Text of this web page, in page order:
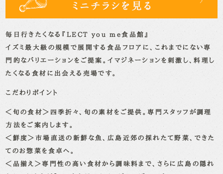
毎日行きたくなる『LECT you me食品館』
イズミ最大級の規模で展開する食品フロアに、これまでにない専
門的なバリエーションをご提案。イマジネーションを刺激し、料理し
たくなる食材に出会える売場です。
こだわりポイント
＜旬の食材＞四季折々、旬の素材をご提供。専門スタッフが調理
方法をご案内します。
＜鮮度＞市場直送の新鮮な魚、広島近郊の採れたて野菜、できた
てのお惣菜を食卓へ。
＜品揃え＞専門性の高い食材から調味料まで、さらに広島の隠れ